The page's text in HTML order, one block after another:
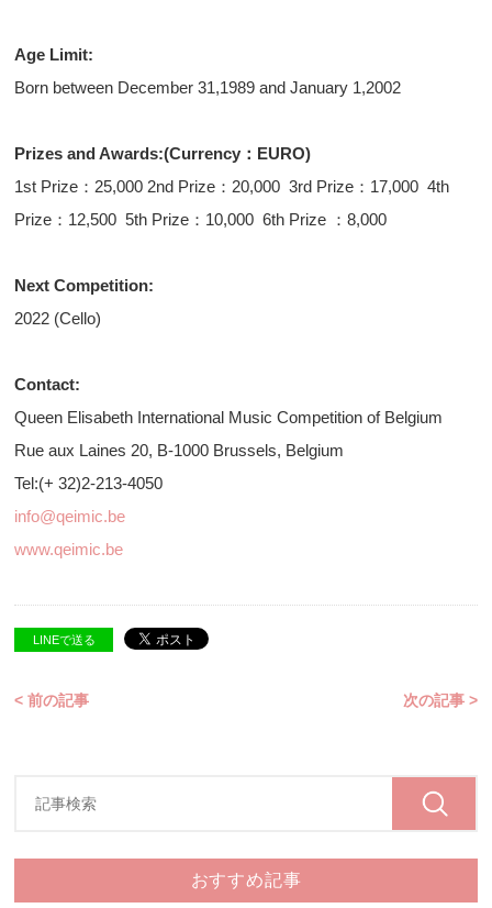
Age Limit:
Born between December 31,1989 and January 1,2002
Prizes and Awards:(Currency：EURO)
1st Prize：25,000 2nd Prize：20,000 3rd Prize：17,000 4th
Prize：12,500 5th Prize：10,000 6th Prize ：8,000
Next Competition:
2022 (Cello)
Contact:
Queen Elisabeth International Music Competition of Belgium
Rue aux Laines 20, B-1000 Brussels, Belgium
Tel:(+ 32)2-213-4050
info@qeimic.be
www.qeimic.be
LINEで送る
< 前の記事 次の記事 >
おすすめ記事